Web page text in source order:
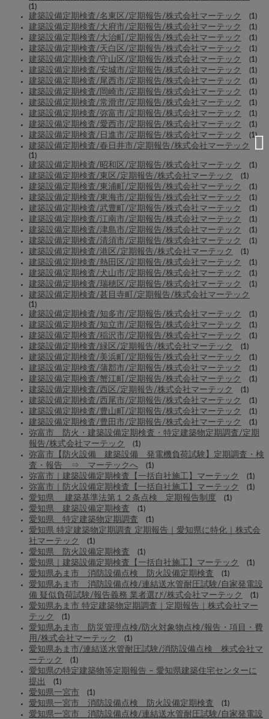
(1)
建築設備定期検査/名東区/定期報告/株式会社マーテック (1)
建築設備定期検査/大府市/定期報告/株式会社マーテック (1)
建築設備定期検査/大治町/定期報告/株式会社マーテック (1)
建築設備定期検査/天白区/定期報告/株式会社マーテック (1)
建築設備定期検査/守山区/定期報告/株式会社マーテック (1)
建築設備定期検査/安城市/定期報告/株式会社マーテック (1)
建築設備定期検査/尾西市/定期報告/株式会社マーテック (1)
建築設備定期検査/岡崎市/定期報告/株式会社マーテック (1)
建築設備定期検査/常滑市/定期報告/株式会社マーテック (1)
建築設備定期検査/弥富市/定期報告/株式会社マーテック (1)
建築設備定期検査/愛西市/定期報告/株式会社マーテック (1)
建築設備定期検査/日進市/定期報告/株式会社マーテック (1)
建築設備定期検査/春日井市/定期報告/株式会社マーテック
(1)
建築設備定期検査/昭和区/定期報告/株式会社マーテック (1)
建築設備定期検査/東区/定期報告/株式会社マーテック (1)
建築設備定期検査/東浦町/定期報告/株式会社マーテック (1)
建築設備定期検査/東海市/定期報告/株式会社マーテック (1)
建築設備定期検査/武豊町/定期報告/株式会社マーテック (1)
建築設備定期検査/江南市/定期報告/株式会社マーテック (1)
建築設備定期検査/津島市/定期報告/株式会社マーテック (1)
建築設備定期検査/清須市/定期報告/株式会社マーテック (1)
建築設備定期検査/港区/定期報告/株式会社マーテック (1)
建築設備定期検査/熱田区/定期報告/株式会社マーテック (1)
建築設備定期検査/犬山市/定期報告/株式会社マーテック (1)
建築設備定期検査/瑞穂区/定期報告/株式会社マーテック (1)
建築設備定期検査/甚目寺町/定期報告/株式会社マーテック
(1)
建築設備定期検査/知多市/定期報告/株式会社マーテック (1)
建築設備定期検査/知立市/定期報告/株式会社マーテック (1)
建築設備定期検査/稲沢市/定期報告/株式会社マーテック (1)
建築設備定期検査/緑区/定期報告/株式会社マーテック (1)
建築設備定期検査/美浜町/定期報告/株式会社マーテック (1)
建築設備定期検査/蒲郡市/定期報告/株式会社マーテック (1)
建築設備定期検査/蟹江町/定期報告/株式会社マーテック (1)
建築設備定期検査/西区/定期報告/株式会社マーテック (1)
建築設備定期検査/西尾市/定期報告/株式会社マーテック (1)
建築設備定期検査/豊山町/定期報告/株式会社マーテック (1)
建築設備定期検査/豊田市/定期報告/株式会社マーテック (1)
弥富市 防火・建築設備定期検査・特定建築物定期調査/定期
報告/株式会社マーテック
(1)
弥富市【防火設備 建築設備 発電機負荷試験】定期調査・検
査・報告 ⇒ マーテックへ
(1)
弥富市｜建築設備定期検査【一括自社施工】マーテック (1)
弥富市｜防火設備定期検査【一括自社施工】マーテック (1)
愛知県 建築基準法第１２条点検 定期報告制度 (1)
愛知県 建築設備定期検査 (1)
愛知県 特定建築物定期調査 (1)
愛知県 特定建築物定期調査 定期報告｜愛知県に特化｜株式会
社マーテック
(1)
愛知県 防火設備定期検査 (1)
愛知県｜建築設備定期検査【一括自社施工】マーテック (1)
愛知県あま市 消防設備点検 防火設備定期検査 (1)
愛知県あま市 消防設備点検/連結送水管耐圧試験/自家発電設
備 疑似負荷試験/報告義務 業者選び/株式会社マーテック
(1)
愛知県あま市 特定建築物定期調査｜定期報告｜株式会社マー
テック
(1)
愛知県あま市 防災管理点検/防火対象物点検/報告・項目・費
用/株式会社マーテック
(1)
愛知県あま市/連結送水管耐圧試験/消防設備点検 株式会社マ
ーテック
(1)
愛知県の特定建築物等定期報告 – 愛知県建築住宅センターに
提出
(1)
愛知県一宮市 (1)
愛知県一宮市 消防設備点検 防火設備定期検査 (1)
愛知県一宮市 消防設備点検/連結送水管耐圧試験/自家発電設